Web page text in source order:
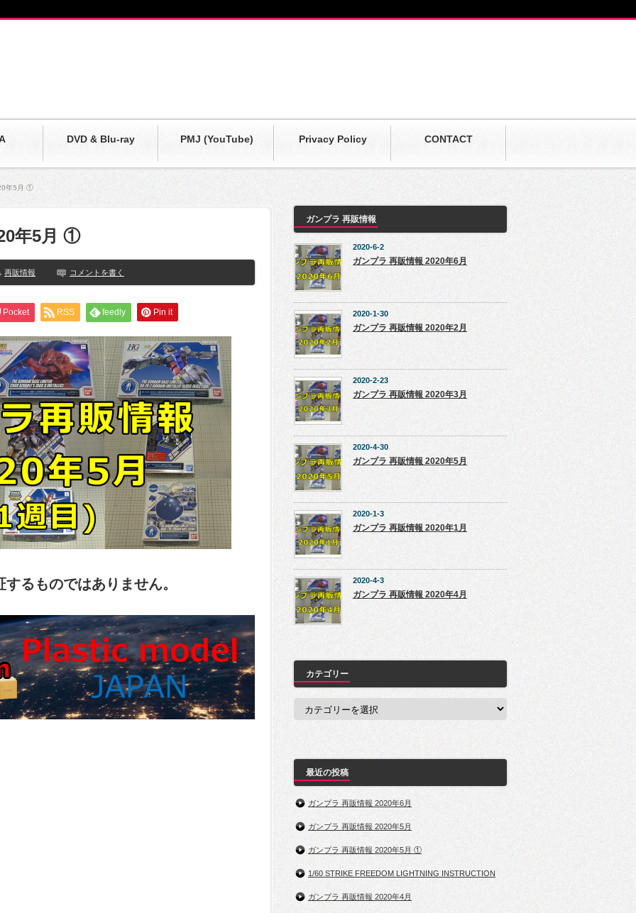
DVD & Blu-ray PMJ (YouTube) Privacy Policy CONTACT
年5月 ①
年5月 ①
再販情報 コメントを書く
Pocket RSS feedly Pin it
るものではありません。
ガンプラ 再販情報
2020-6-2
ガンプラ 再販情報 2020年6月
2020-1-30
ガンプラ 再販情報 2020年2月
2020-2-23
ガンプラ 再販情報 2020年3月
2020-4-30
ガンプラ 再販情報 2020年5月
2020-1-3
ガンプラ 再販情報 2020年1月
2020-4-3
ガンプラ 再販情報 2020年4月
カテゴリー
最近の投稿
ガンプラ 再販情報 2020年6月
ガンプラ 再販情報 2020年5月
ガンプラ 再販情報 2020年5月 ①
1/60 STRIKE FREEDOM LIGHTNING INSTRUCTION
ガンプラ 再販情報 2020年4月